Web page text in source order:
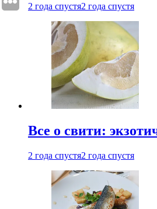
2 года спустя2 года спустя
Все о свити:
2 года спустя2 года спустя